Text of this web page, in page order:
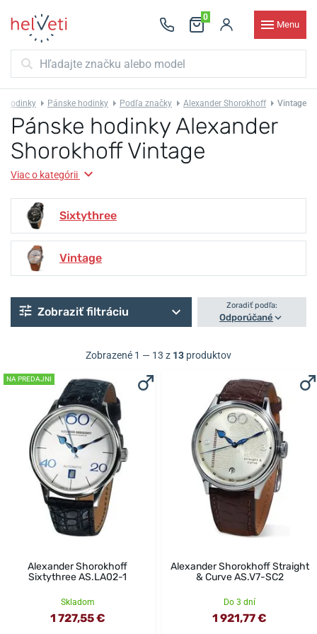
0
Menu
Hodinky Pánske hodinky Podľa značky Alexander Shorokhoff Vintage
Pánske hodinky Alexander
Shorokhoff Vintage
Viac o kategórii
Sixtythree
Vintage
Zobraziť filtráciu Zoradiť podľa:
Odporúčané
Zobrazené 1 — 13 z 13 produktov
NA PREDAJNI
Alexander Shorokhoff
Sixtythree AS.LA02-1
Skladom
1 727,55 €
Alexander Shorokhoff Straight
& Curve AS.V7-SC2
Do 3 dní
1 921,77 €